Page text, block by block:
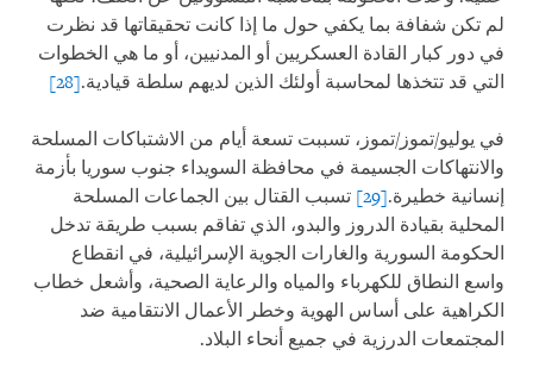
لم تكن شفافة بما يكفي حول ما إذا كانت تحقيقاتها قد نظرت
في دور كبار القادة العسكريين أو المدنيين، أو ما هي الخطوات
التي قد تتخذها لمحاسبة أولئك الذين لديهم سلطة قيادية.[28]
في يوليو/تموز/تموز، تسببت تسعة أيام من الاشتباكات المسلحة
والانتهاكات الجسيمة في محافظة السويداء جنوب سوريا بأزمة
إنسانية خطيرة.[29]
تسبب القتال بين الجماعات المسلحة
المحلية بقيادة الدروز والبدو، الذي تفاقم بسبب طريقة تدخل
الحكومة السورية والغارات الجوية الإسرائيلية، في انقطاع
واسع النطاق للكهرباء والمياه والرعاية الصحية، وأشعل خطاب
الكراهية على أساس الهوية وخطر الأعمال الانتقامية ضد
المجتمعات الدرزية في جميع أنحاء البلاد.